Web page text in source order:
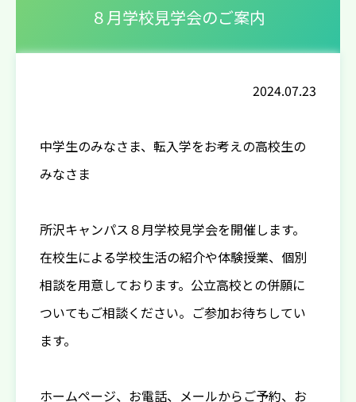
８月学校見学会のご案内
2024.07.23
中学生のみなさま、転入学をお考えの高校生の
みなさま
所沢キャンパス８月学校見学会を開催します。
在校生による学校生活の紹介や体験授業、個別
相談を用意しております。公立高校との併願に
ついてもご相談ください。ご参加お待ちしてい
ます。
ホームページ、お電話、メールからご予約、お